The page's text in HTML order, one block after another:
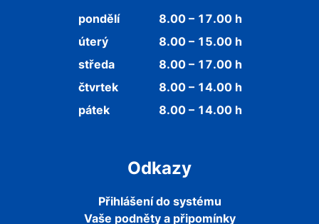
pondělí
8.00 – 17.00 h
úterý
8.00 – 15.00 h
středa
8.00 – 17.00 h
čtvrtek
8.00 – 14.00 h
pátek
8.00 – 14.00 h
Odkazy
Přihlášení do systému
Vaše podněty a připomínky